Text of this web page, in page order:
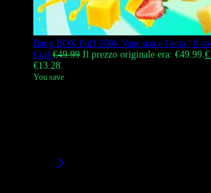
Bang BOX Puff 200k Vape usa e Getta | 8-
Coil €49.99 Il prezzo originale era: €49.99.€
€13.28.
You save